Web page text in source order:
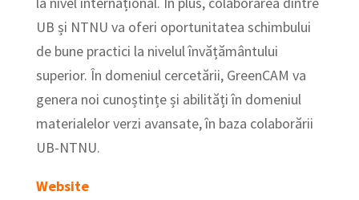
UB și NTNU va oferi oportunitatea schimbului
de bune practici la nivelul învățământului
superior. În domeniul cercetării, GreenCAM va
genera noi cunoștințe și abilități în domeniul
materialelor verzi avansate, în baza colaborării
UB-NTNU.
Website